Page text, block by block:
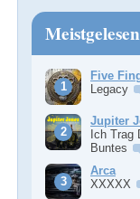
Five
Legacy
Jupiter
Ich Trag
Buntes
Arca
XXXXX